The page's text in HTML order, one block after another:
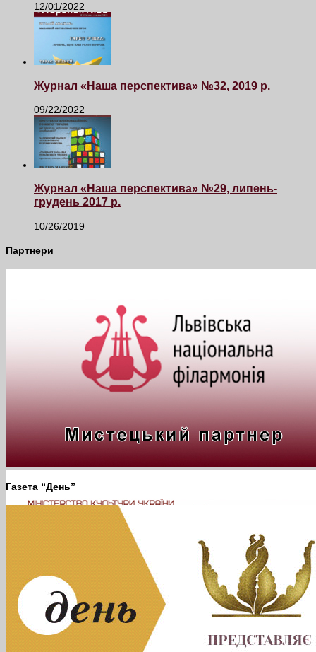
12/01/2022
Журнал «Наша перспектива» №32, 2019 р.
09/22/2022
Журнал «Наша перспектива» №29, липень-
грудень 2017 р.
10/26/2019
Партнери
Газета “День”